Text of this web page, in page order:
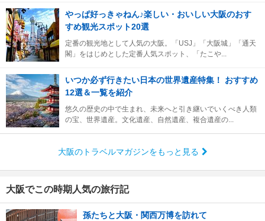
やっぱ好っきゃねん♪楽しい・おいしい大阪のおす
すめ観光スポット20選
定番の観光地として人気の大阪。「USJ」「大阪城」「通天
閣」をはじめとした定番人気スポット、「たこや...
いつか必ず行きたい日本の世界遺産特集！ おすすめ
12選＆一覧を紹介
悠久の歴史の中で生まれ、未来へと引き継いでいくべき人類
の宝、世界遺産。文化遺産、自然遺産、複合遺産の...
大阪のトラベルマガジンをもっと見る
大阪でこの時期人気の旅行記
孫たちと大阪・関西万博を訪れて